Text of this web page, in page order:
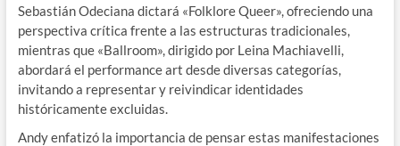
Sebastián Odeciana dictará «Folklore Queer», ofreciendo una
perspectiva crítica frente a las estructuras tradicionales,
mientras que «Ballroom», dirigido por Leina Machiavelli,
abordará el performance art desde diversas categorías,
invitando a representar y reivindicar identidades
históricamente excluidas.
Andy enfatizó la importancia de pensar estas manifestaciones